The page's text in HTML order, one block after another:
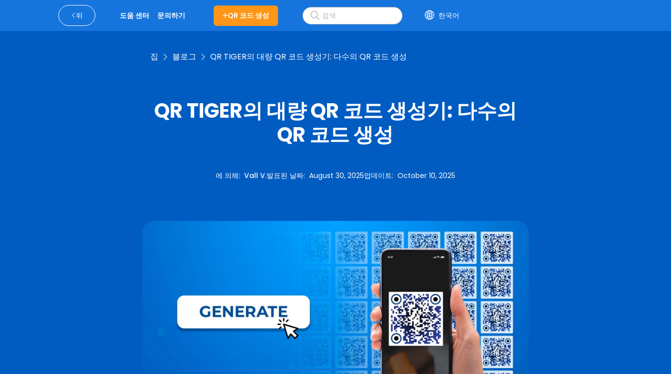
뒤 도움 센터 문의하기 QR 코드 생성 한국어
집 블로그 QR TIGER의 대량 QR 코드 생성기: 다수의 QR 코드 생성
QR TIGER의 대량 QR 코드 생성기: 다수의
QR 코드 생성
에 의해: Vall V.발표된 날짜: August 30, 2025업데이트: October 10, 2025